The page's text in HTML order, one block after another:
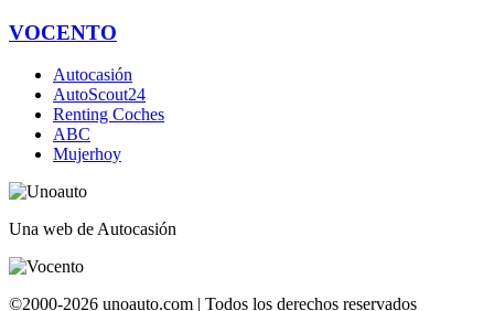
VOCENTO
Autocasión
AutoScout24
Renting Coches
ABC
Mujerhoy
Una web de Autocasión
©2000-2026 unoauto.com | Todos los derechos reservados